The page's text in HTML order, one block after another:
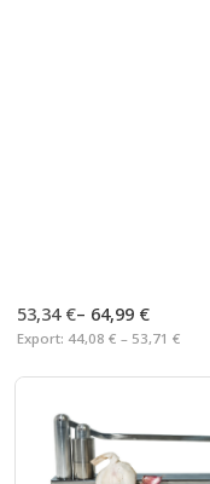
53,34 €– 64,99 €
Export: 44,08 € – 53,71 €